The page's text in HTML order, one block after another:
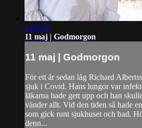
1:01:32
11 maj | Godmorgon
11 maj | Godmorgon
För ett år sedan låg Richard
sjuk i Covid. Hans lungor var
läkarna hade gett upp och han
vänder allt. Vid den tiden så hade
som gick runt sjukhuset och bad.
denn...